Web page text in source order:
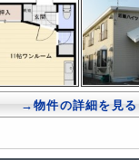
→物件の詳細を見る